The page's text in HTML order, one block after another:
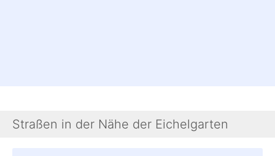
Straßen in der Nähe der Eichelgarten